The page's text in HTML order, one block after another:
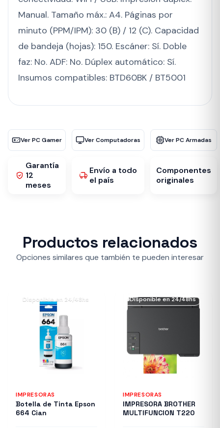
Manual. Tamaño máx.: A4. Páginas por
minuto (PPM/IPM): 30 (B) / 12 (C). Capacidad
de bandeja (hojas): 150. Escáner: Sí. Doble
faz: No. ADF: No. Dúplex automático: Sí.
Insumos compatibles: BTD60BK / BT5001
Ver PC Gamer Ver Computadoras Ver PC Armadas
Garantía
12
meses
Envío a todo
el país
Componentes
originales
Productos relacionados
Opciones similares que también te pueden interesar
Disponible en 24/48hs
IMPRESORAS
Botella de Tinta Epson
664 Cian
Disponible en 24/48hs
IMPRESORAS
IMPRESORA BROTHER
MULTIFUNCION T220